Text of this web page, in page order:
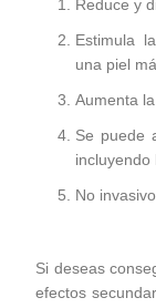
Reduce y
Estimula
una piel
Aumenta
Se puede
incluyendo
No
Si deseas
efectos